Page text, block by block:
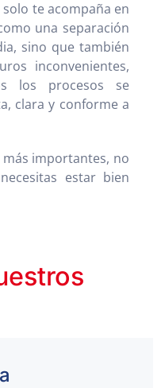
te acompaña en
una separación
sino que también
inconvenientes,
los procesos se
clara y conforme a
importantes, no
estar bien